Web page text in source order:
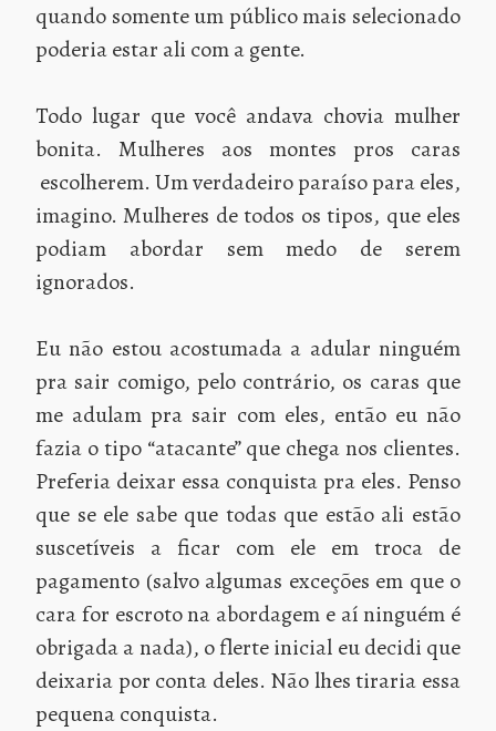
quando somente um público mais selecionado
poderia estar ali com a gente.
Todo lugar que você andava chovia mulher
bonita. Mulheres aos montes pros caras
escolherem. Um verdadeiro paraíso para eles,
imagino. Mulheres de todos os tipos, que eles
podiam abordar sem medo de serem
ignorados.
Eu não estou acostumada a adular ninguém
pra sair comigo, pelo contrário, os caras que
me adulam pra sair com eles, então eu não
fazia o tipo “atacante” que chega nos clientes.
Preferia deixar essa conquista pra eles. Penso
que se ele sabe que todas que estão ali estão
suscetíveis a ficar com ele em troca de
pagamento (salvo algumas exceções em que o
cara for escroto na abordagem e aí ninguém é
obrigada a nada), o flerte inicial eu decidi que
deixaria por conta deles. Não lhes tiraria essa
pequena conquista.